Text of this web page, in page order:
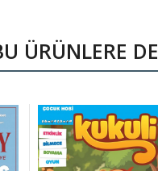
ÜRÜNLERE